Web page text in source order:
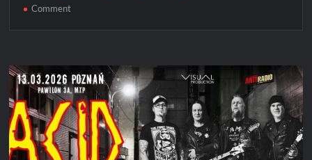
Commenton
Reggae
live
2026